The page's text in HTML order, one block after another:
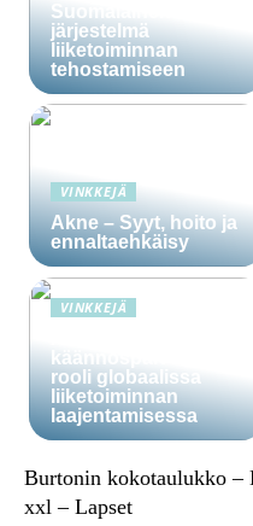
Suomalainen CRM-
järjestelmä
liiketoiminnan
tehostamiseen
VINKKEJÄ
Akne – Syyt, hoito ja
ennaltaehkäisy
VINKKEJÄ
käännöspalvelujen
rooli globaalissa
liiketoiminnan
laajentamisessa
Burtonin kokotaulukko –
xxl – Lapset